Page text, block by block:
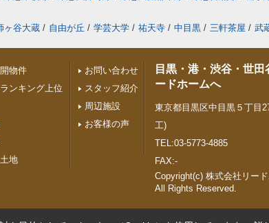
ヶ谷大蔵 / 自由が丘 / 学芸大学 / 祐天寺 / 中目黒 / 三軒茶屋 / 武
物件
ンキング上位
地
お問い合わせ
スタッフ紹介
周辺施設
お客様の声
目黒・港・渋谷・世
ードホームへ
東京都目黒区中目黒５丁目
工)
TEL:03-5773-4885
FAX:-
Copyright(c) 株式会社リー
All Rights Reserved.